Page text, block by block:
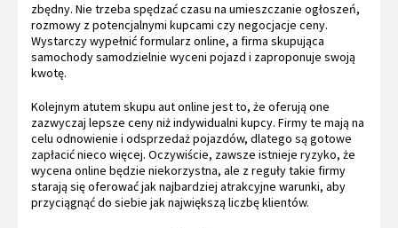
zbędny. Nie trzeba spędzać czasu na umieszczanie ogłoszeń,
rozmowy z potencjalnymi kupcami czy negocjacje ceny.
Wystarczy wypełnić formularz online, a firma skupująca
samochody samodzielnie wyceni pojazd i zaproponuje swoją
kwotę.
Kolejnym atutem skupu aut online jest to, że oferują one
zazwyczaj lepsze ceny niż indywidualni kupcy. Firmy te mają na
celu odnowienie i odsprzedaż pojazdów, dlatego są gotowe
zapłacić nieco więcej. Oczywiście, zawsze istnieje ryzyko, że
wycena online będzie niekorzystna, ale z reguły takie firmy
starają się oferować jak najbardziej atrakcyjne warunki, aby
przyciągnąć do siebie jak największą liczbę klientów.